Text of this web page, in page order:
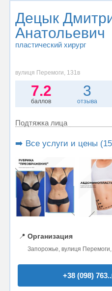
Децык
Анатольевич
пластический хирург
вулиця Перемоги, 131в
7.2
баллов
3
отзыва
Подтяжка лица
➡️ Все услуги и цены
📍 Организация
Запорожье, вулиця
+38 (098) 763..